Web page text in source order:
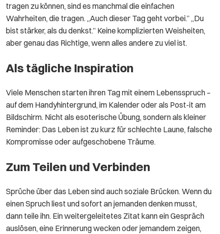
tragen zu können, sind es manchmal die einfachen
Wahrheiten, die tragen. „Auch dieser Tag geht vorbei.” „Du
bist stärker, als du denkst.” Keine komplizierten Weisheiten,
aber genau das Richtige, wenn alles andere zu viel ist.
Als tägliche Inspiration
Viele Menschen starten ihren Tag mit einem Lebensspruch –
auf dem Handyhintergrund, im Kalender oder als Post-it am
Bildschirm. Nicht als esoterische Übung, sondern als kleiner
Reminder: Das Leben ist zu kurz für schlechte Laune, falsche
Kompromisse oder aufgeschobene Träume.
Zum Teilen und Verbinden
Sprüche über das Leben sind auch soziale Brücken. Wenn du
einen Spruch liest und sofort an jemanden denken musst,
dann teile ihn. Ein weitergeleitetes Zitat kann ein Gespräch
auslösen, eine Erinnerung wecken oder jemandem zeigen,